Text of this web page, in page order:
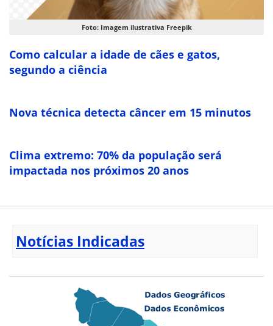
Foto: Imagem ilustrativa Freepik
Como calcular a idade de cães e gatos,
segundo a ciência
Nova técnica detecta câncer em 15 minutos
Clima extremo: 70% da população será
impactada nos próximos 20 anos
Notícias Indicadas